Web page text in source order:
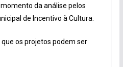
da análise pelos
de Incentivo à Cultura.
os projetos podem ser